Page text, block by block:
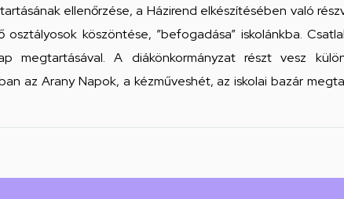
ellenőrzése, a Házirend elkészítésében való
köszöntése, ”befogadása” iskolánkba.
megtartásával. A diákönkormányzat részt vesz
az Arany Napok, a kézműveshét, az iskolai bazár